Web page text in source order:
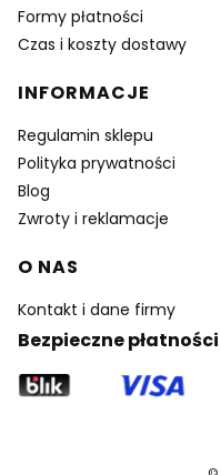
Formy płatności
Czas i koszty dostawy
INFORMACJE
Regulamin sklepu
Polityka prywatności
Blog
Zwroty i reklamacje
O NAS
Kontakt i dane firmy
Bezpieczne płatności